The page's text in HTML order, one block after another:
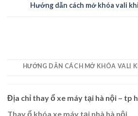
Hướng dẫn cách mở khóa vali
HƯỚNG DẪN CÁCH MỞ KHÓA VALI
Địa chỉ thay ổ xe máy tại hà nội – tp
Thay ổ khóa xe máy tại nhà hà nội